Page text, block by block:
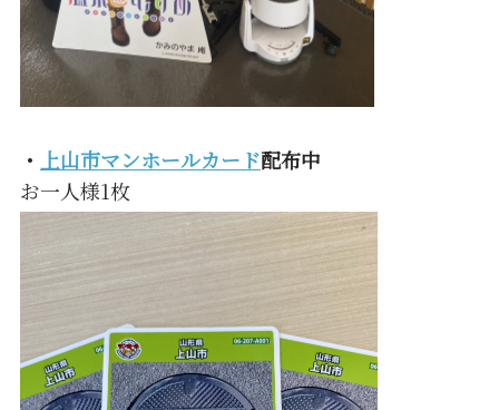
・ 上山市マンホールカード配布中
お一人様1枚